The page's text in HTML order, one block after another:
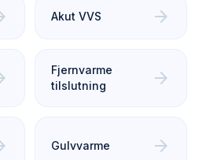
Akut VVS arrow_forward
Fjernvarme
tilslutning
arrow_forward
Gulvvarme arrow_forward